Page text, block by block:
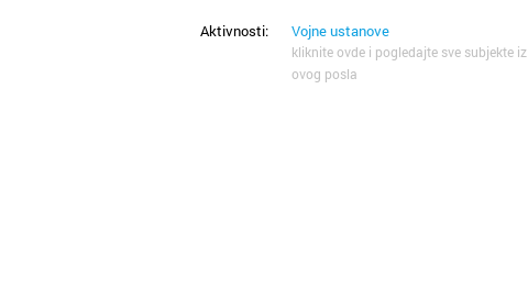
Aktivnosti: Vojne ustanove
kliknite ovde i pogledajte sve subjekte iz
ovog posla